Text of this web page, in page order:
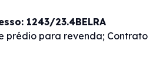
1243/23.4BELRA
prédio para revenda; Contrato